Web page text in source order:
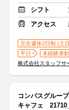
シフト
アクセス
完全週休2日制 (土
平日
未経験者
株式会社スタッフサ
コンパスグルー
キャフェ